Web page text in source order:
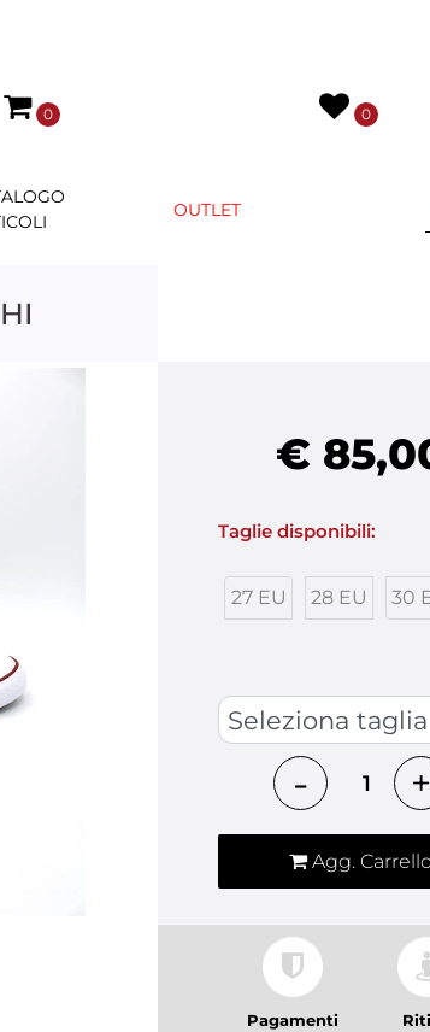
0 0
OUTLET
€
Taglie disponibili:
27 EU 28 EU 30
Quantità
Agg. Carrello
Pagamenti